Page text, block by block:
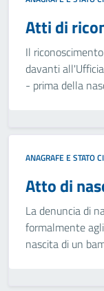
Atti di
Il
davanti
- prima della
ANAGRAFE E STATO
Atto di
La denuncia di
formalmente
nascita di un